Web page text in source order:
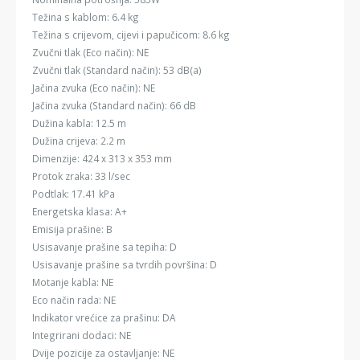
Težina s kablom: 6.4 kg
Težina s crijevom, cijevi i papučicom: 8.6 kg
Zvučni tlak (Eco način): NE
Zvučni tlak (Standard način): 53 dB(a)
Jačina zvuka (Eco način): NE
Jačina zvuka (Standard način): 66 dB
Dužina kabla: 12.5 m
Dužina crijeva: 2.2 m
Dimenzije: 424 x 313 x 353 mm
Protok zraka: 33 l/sec
Podtlak: 17.41 kPa
Energetska klasa: A+
Emisija prašine: B
Usisavanje prašine sa tepiha: D
Usisavanje prašine sa tvrdih površina: D
Motanje kabla: NE
Eco način rada: NE
Indikator vrećice za prašinu: DA
Integrirani dodaci: NE
Dvije pozicije za ostavljanje: NE